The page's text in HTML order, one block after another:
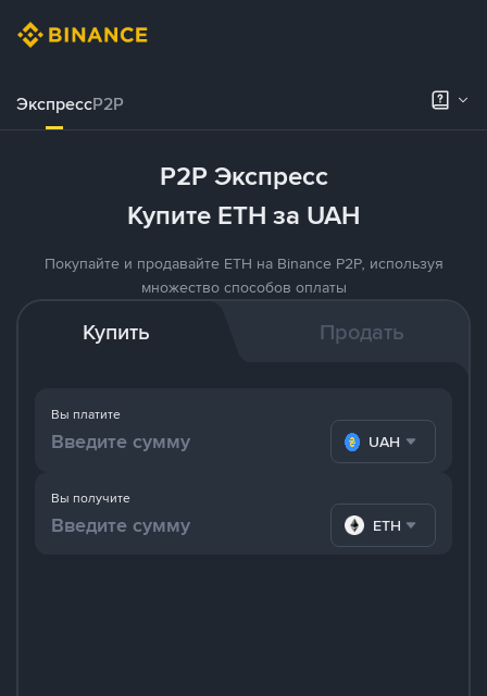
ЭкспрессP2P
P2P Экспресс
Купите ETH за UAH
Покупайте и продавайте ETH на Binance P2P, используя
множество способов оплаты
Купить Продать
Вы платите
UAH
Вы получите
ETH